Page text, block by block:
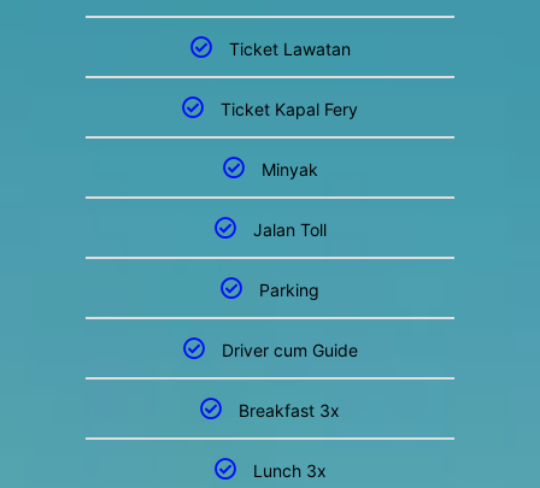
Ticket Lawatan
Ticket Kapal Fery
Minyak
Jalan Toll
Parking
Driver cum Guide
Breakfast 3x
Lunch 3x